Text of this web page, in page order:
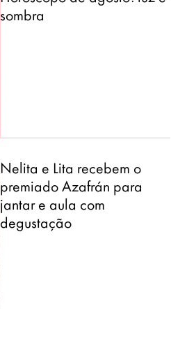
sombra
Nelita e Lita recebem o
premiado Azafrán para
jantar e aula com
degustação